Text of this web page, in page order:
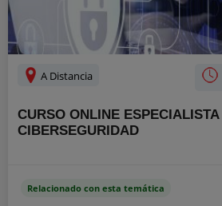
A Distancia
CURSO ONLINE ESPECIALISTA
CIBERSEGURIDAD
Relacionado con esta temática